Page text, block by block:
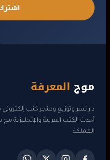
موج المعرفة
دار نشر وتوزيع ومتجر كتب
أحدث الكتب العربية والإنجليزية
المملكة.